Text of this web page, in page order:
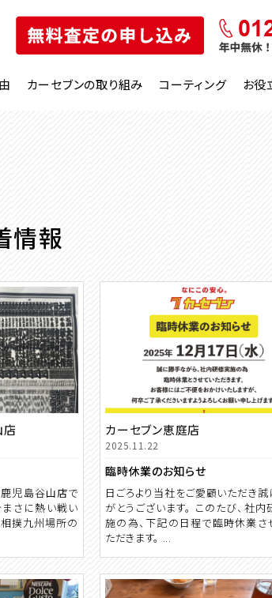
カーセブンの取り組み コーティング お役
情報
店
鹿児島谷山店で
さに熱い戦い
撲九州場所の
カーセブン恵庭店
2025.11.22
臨時休業のお知らせ
日ごろより当社をご愛顧いただき誠
がとうございます。 このたび、社内
施の為、下記の日程で臨時休業さ
ただきます。 ...